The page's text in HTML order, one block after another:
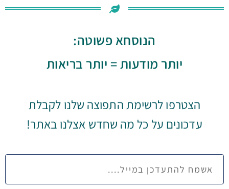
הנוסחא פשוטה:
יותר מודעות = יותר בריאות
הצטרפו לרשימת התפוצה שלנו לקבלת
עדכונים על כל מה שחדש אצלנו באתר!